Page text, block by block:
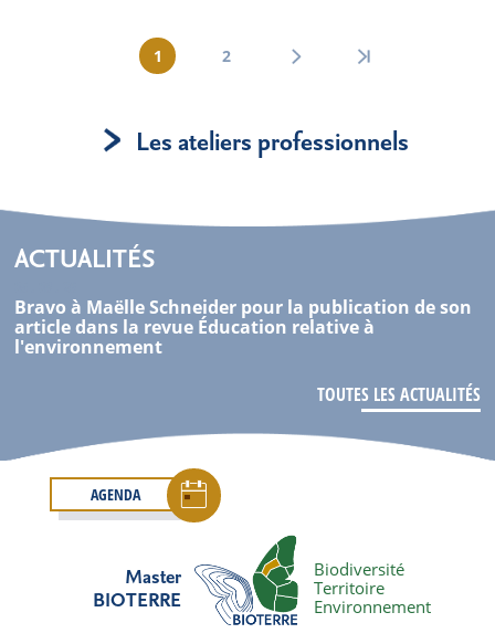
Page
1 Page
2
Les ateliers professionnels
ACTUALITÉS
Bravo à Maëlle Schneider pour la publication de son
article dans la revue Éducation relative à
l'environnement
TOUTES LES ACTUALITÉS
Master
BIOTERRE
Biodiversité
Territoire
Environnement
AGENDA